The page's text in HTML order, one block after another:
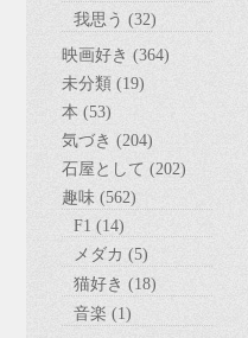
我思う (32)
映画好き (364)
未分類 (19)
本 (53)
気づき (204)
石屋として (202)
趣味 (562)
F1 (14)
メダカ (5)
猫好き (18)
音楽 (1)